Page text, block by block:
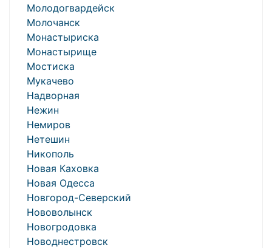
Молодогвардейск
Молочанск
Монастыриска
Монастырище
Мостиска
Мукачево
Надворная
Нежин
Немиров
Нетешин
Никополь
Новая Каховка
Новая Одесса
Новгород-Северский
Нововолынск
Новогродовка
Новоднестровск